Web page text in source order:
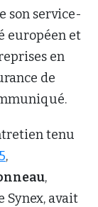
son service-
européen et
en
de
tenu
,
,
Synex, avait